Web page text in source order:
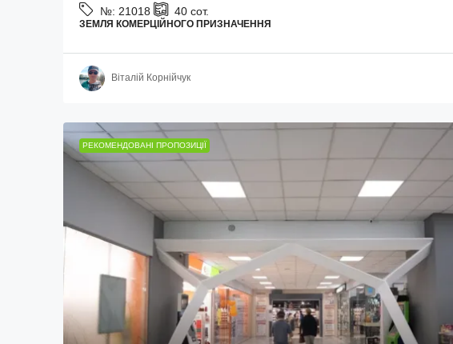
№: 21018 40 сот.
ЗЕМЛЯ КОМЕРЦІЙНОГО ПРИЗНАЧЕННЯ
Віталій Корнійчук
РЕКОМЕНДОВАНІ ПРОПОЗИЦІЇ